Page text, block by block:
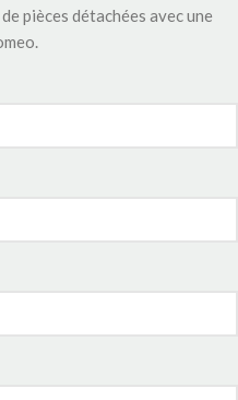
pièces détachées avec une